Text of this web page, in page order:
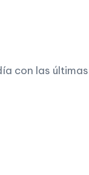
con las